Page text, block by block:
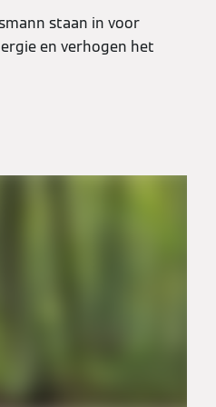
staan in voor
en verhogen het